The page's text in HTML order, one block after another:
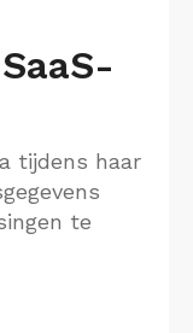
tijdens haar
te